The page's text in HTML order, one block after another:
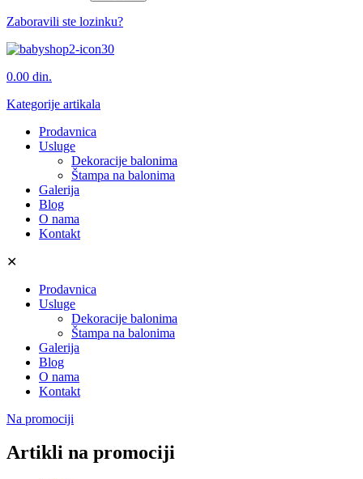
Zaboravili ste lozinku?
0
0.00 din.
Kategorije artikala
Prodavnica
Usluge
Dekoracije balonima
Štampa na balonima
Galerija
Blog
O nama
Kontakt
✕
Prodavnica
Usluge
Dekoracije balonima
Štampa na balonima
Galerija
Blog
O nama
Kontakt
Na promociji
Artikli na promociji